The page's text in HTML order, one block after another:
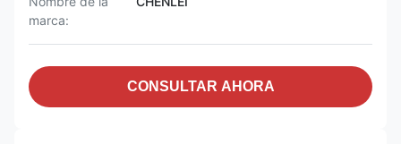
marca:
CONSULTAR AHORA